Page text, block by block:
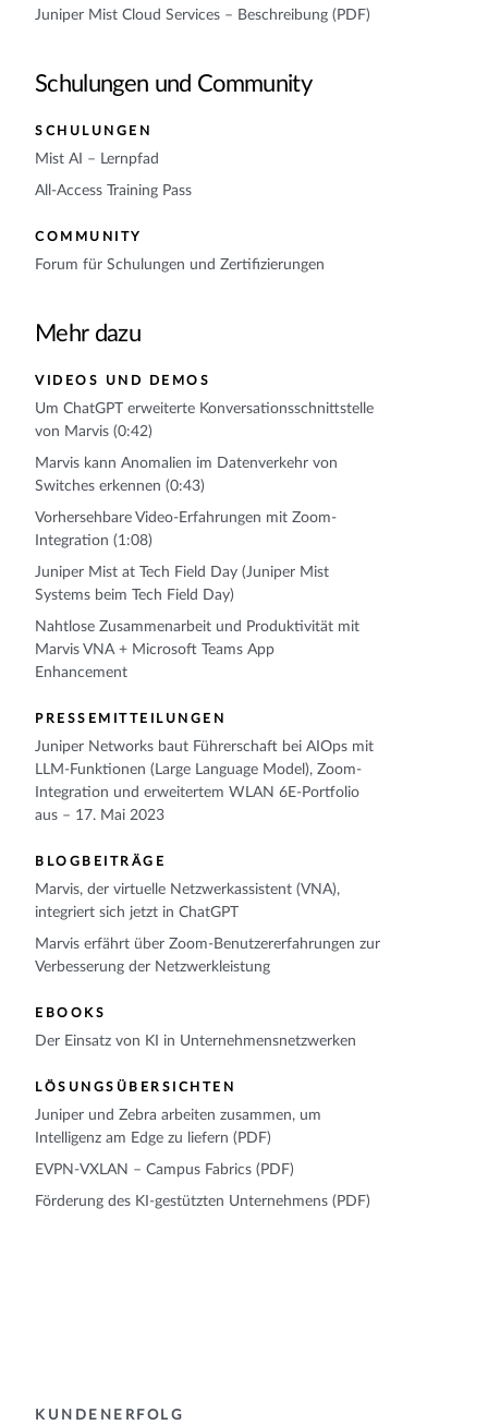
Juniper Mist Cloud Services – Beschreibung (PDF)
Schulungen und Community
SCHULUNGEN
Mist AI – Lernpfad
All-Access Training Pass
COMMUNITY
Forum für Schulungen und Zertifizierungen
Mehr dazu
VIDEOS UND DEMOS
Um ChatGPT erweiterte Konversationsschnittstelle
von Marvis (0:42)
Marvis kann Anomalien im Datenverkehr von
Switches erkennen (0:43)
Vorhersehbare Video-Erfahrungen mit Zoom-
Integration (1:08)
Juniper Mist at Tech Field Day (Juniper Mist
Systems beim Tech Field Day)
Nahtlose Zusammenarbeit und Produktivität mit
Marvis VNA + Microsoft Teams App
Enhancement
PRESSEMITTEILUNGEN
Juniper Networks baut Führerschaft bei AIOps mit
LLM-Funktionen (Large Language Model), Zoom-
Integration und erweitertem WLAN 6E-Portfolio
aus – 17. Mai 2023
BLOGBEITRÄGE
Marvis, der virtuelle Netzwerkassistent (VNA),
integriert sich jetzt in ChatGPT
Marvis erfährt über Zoom-Benutzererfahrungen zur
Verbesserung der Netzwerkleistung
EBOOKS
Der Einsatz von KI in Unternehmensnetzwerken
LÖSUNGSÜBERSICHTEN
Juniper und Zebra arbeiten zusammen, um
Intelligenz am Edge zu liefern (PDF)
EVPN-VXLAN – Campus Fabrics (PDF)
Förderung des KI-gestützten Unternehmens (PDF)
KUNDENERFOLG